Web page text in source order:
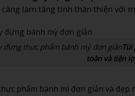
làm tăng tính thân thiện với
đựng thực phẩm bánh mỳ đơn giản
toàn và tiện